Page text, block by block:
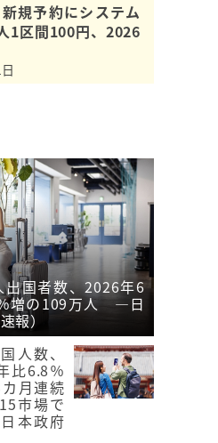
新規予約にシステム
1区間100円、2026
出国者数、2026年6
増の109万人 ―日
報）
人数、
比6.8％
月連続
市場で
本政府